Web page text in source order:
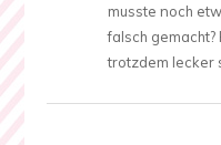
musste noch
falsch
trotzdem lecker